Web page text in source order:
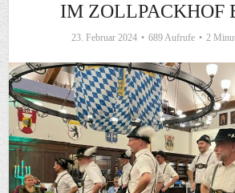
IM ZOLLPACKHOF
23. Februar 2024 689 Aufrufe 2